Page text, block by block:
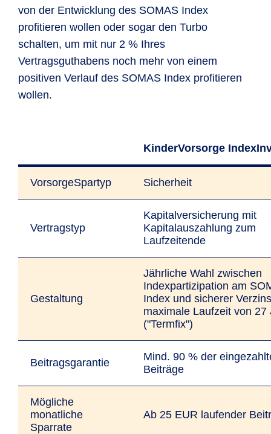
von der Entwicklung des SOMAS Index
profitieren wollen oder sogar den Turbo
schalten, um mit nur 2 % Ihres
Vertragsguthabens noch mehr von einem
positiven Verlauf des SOMAS Index profitieren
wollen.
KinderVorsorge
VorsorgeSpartyp Sicherheit
Vertragstyp
Kapitalversicherung mit
Kapitalauszahlung zum
Laufzeitende
Gestaltung
Jährliche Wahl zwischen
Indexpartizipation am
Index und sicherer
maximale Laufzeit von 27
("Termfix")
Beitragsgarantie
Mind. 90 % der
Beiträge
Mögliche
monatliche
Sparrate
Ab 25 EUR laufender